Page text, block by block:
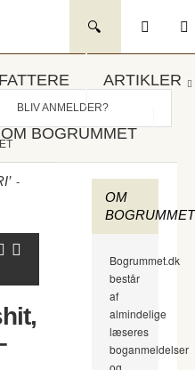
ARTIKLER
OM BOGRUMMET
BLIV ANMELDER?
-
OM
BOGRUMMET
Bogrummet.dk
består
af
almindelige
læseres
boganmeldelser
og